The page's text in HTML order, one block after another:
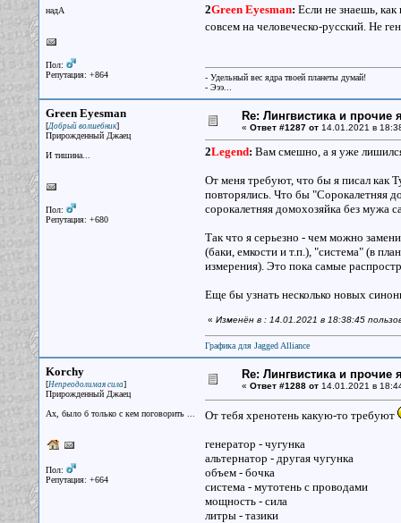
надА
Пол:
Репутация: +864
2Green Eyesman: Если не знаешь,
совсем на человеческо-русский. Не
- Удельный вес ядра твоей планеты думай!
- Эээ...
Green Eyesman
[Добрый волшебник]
Прирожденный Джаец
И тишина...
Пол:
Репутация: +680
Re: Лингвистика и прочие
« Ответ #1287 от14.01.2021 в
2Legend: Вам смешно, а я уже
От меня требуют, что бы я писал как
повторялись. Что бы "Сорокалетняя
сорокалетняя домохозяйка без мужа
Так что я серьезно - чем можно
(баки, емкости и т.п.), "система" (в
измерения). Это пока самые
Еще бы узнать несколько новых
« Изменён в : 14.01.2021 в 18:38:45
Графика для Jagged Alliance
Korchy
[Непреодолимая сила]
Прирожденный Джаец
Ах, было б только с кем поговорить ...
Пол:
Репутация: +664
Re: Лингвистика и прочие
« Ответ #1288 от14.01.2021 в
От тебя хренотень какую-то требуют
генератор - чугунка
альтернатор - другая чугунка
объем - бочка
система - мутотень с проводами
мощность - сила
литры - тазики